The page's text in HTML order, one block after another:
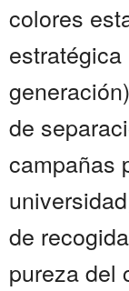
colores
de
campañas
de
pureza del